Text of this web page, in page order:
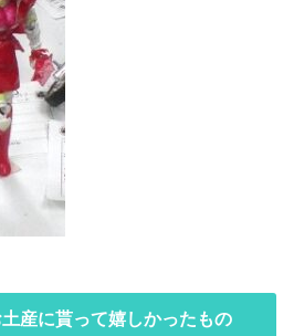
産に貰って嬉しかったもの